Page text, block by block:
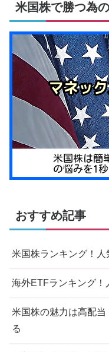
米国株で勝つ為
おすすめ記事
米国株ランキング！人
海外ETFランキング！
米国株の魅力は高配
る